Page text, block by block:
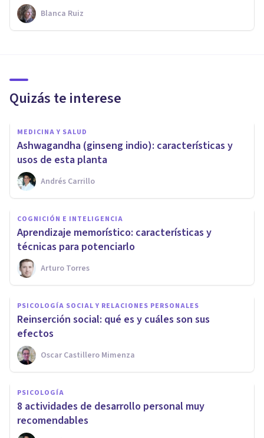
Blanca Ruiz
Quizás te interese
MEDICINA Y SALUD
Ashwagandha (ginseng indio): características y
usos de esta planta
Andrés Carrillo
COGNICIÓN E INTELIGENCIA
Aprendizaje memorístico: características y
técnicas para potenciarlo
Arturo Torres
PSICOLOGÍA SOCIAL Y RELACIONES PERSONALES
Reinserción social: qué es y cuáles son sus
efectos
Oscar Castillero Mimenza
PSICOLOGÍA
8 actividades de desarrollo personal muy
recomendables